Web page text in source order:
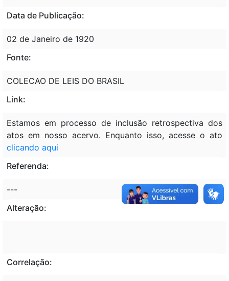
Data de Publicação:
02 de Janeiro de 1920
Fonte:
COLECAO DE LEIS DO BRASIL
Link:
Estamos em processo de inclusão retrospectiva dos
atos em nosso acervo. Enquanto isso, acesse o ato
clicando aqui
Referenda:
---
Alteração:
Correlação: